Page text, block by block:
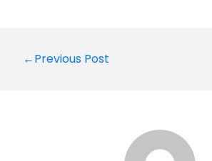
Post
←Previous Post